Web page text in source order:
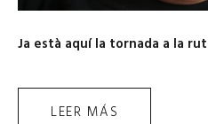
Ja està aquí la tornada a la
LEER MÁS